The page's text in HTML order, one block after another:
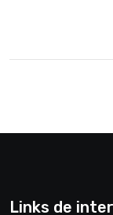
Links de